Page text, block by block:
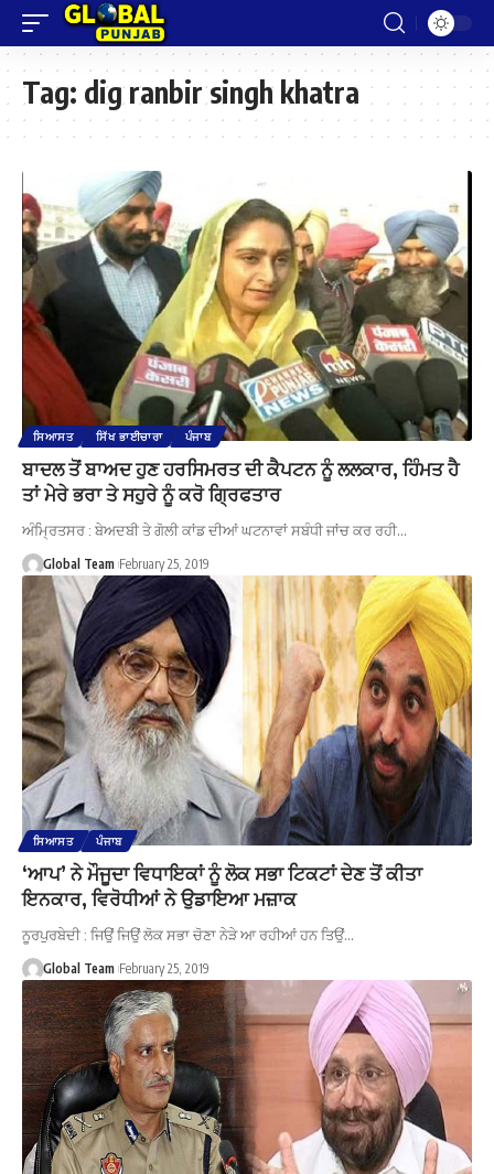
Tag: dig ranbir singh khatra
ਸਿਆਸਤ ਸਿੱਖ ਭਾਈਚਾਰਾ ਪੰਜਾਬ
ਬਾਦਲ ਤੋਂ ਬਾਅਦ ਹੁਣ ਹਰਸਿਮਰਤ ਦੀ ਕੈਪਟਨ ਨੂੰ ਲਲਕਾਰ, ਹਿੰਮਤ ਹੈ
ਤਾਂ ਮੇਰੇ ਭਰਾ ਤੇ ਸਹੁਰੇ ਨੂੰ ਕਰੋ ਗ੍ਰਿਫਤਾਰ
ਅੰਮ੍ਰਿਤਸਰ : ਬੇਅਦਬੀ ਤੇ ਗੋਲੀ ਕਾਂਡ ਦੀਆਂ ਘਟਨਾਵਾਂ ਸਬੰਧੀ ਜਾਂਚ ਕਰ ਰਹੀ…
Global Team February 25, 2019
ਸਿਆਸਤ ਪੰਜਾਬ
‘ਆਪ’ ਨੇ ਮੌਜੂਦਾ ਵਿਧਾਇਕਾਂ ਨੂੰ ਲੋਕ ਸਭਾ ਟਿਕਟਾਂ ਦੇਣ ਤੋਂ ਕੀਤਾ
ਇਨਕਾਰ, ਵਿਰੋਧੀਆਂ ਨੇ ਉਡਾਇਆ ਮਜ਼ਾਕ
ਨੂਰਪੁਰਬੇਦੀ : ਜਿਉਂ ਜਿਉਂ ਲੋਕ ਸਭਾ ਚੋਣਾ ਨੇੜੇ ਆ ਰਹੀਆਂ ਹਨ ਤਿਉਂ…
Global Team February 25, 2019